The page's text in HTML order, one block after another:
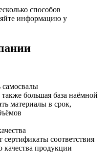
способов
информацию у
самосвалы
большая база наёмной
материалы в срок,
соответствия
продукции